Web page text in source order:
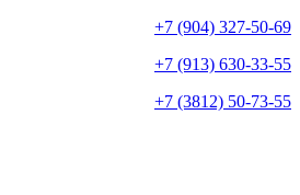
+7 (904) 327-50-69
+7 (913) 630-33-55
+7 (3812) 50-73-55